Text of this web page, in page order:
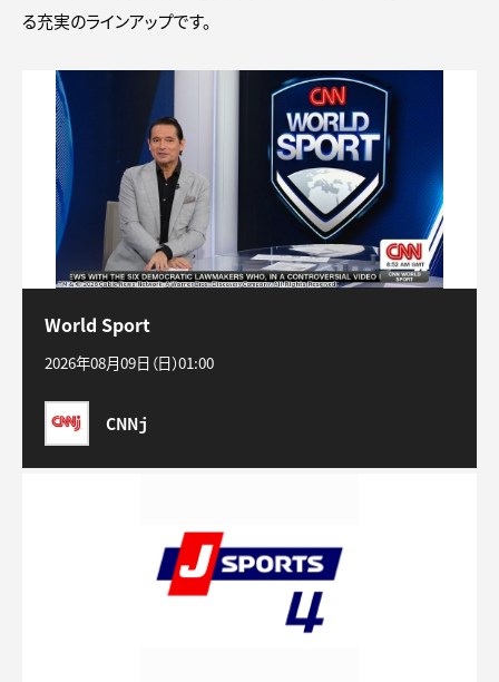
る充実のラインアップです。
World Sport
2026年08月09日（日）01:00
CNNｊ